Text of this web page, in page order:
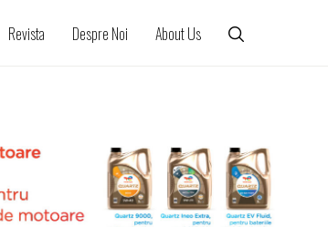
Revista Despre Noi About Us